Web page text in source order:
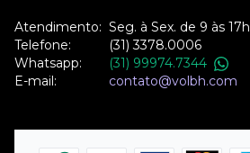
Atendimento: Seg. à Sex. de 9 às 17h
Telefone:
(31) 3378.0006
Whatsapp:
(31) 99974.7344
E-mail:
contato@volbh.com